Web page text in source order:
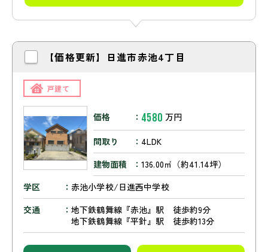
【価格更新】日進市赤池4丁目
戸建て
価格 4580 万円
間取り
4LDK
建物面積
136.00㎡（約41.14坪）
学区
赤池小学校/日進西中学校
交通
地下鉄鶴舞線『赤池』駅 徒歩約9分
地下鉄鶴舞線『平針』駅 徒歩約13分